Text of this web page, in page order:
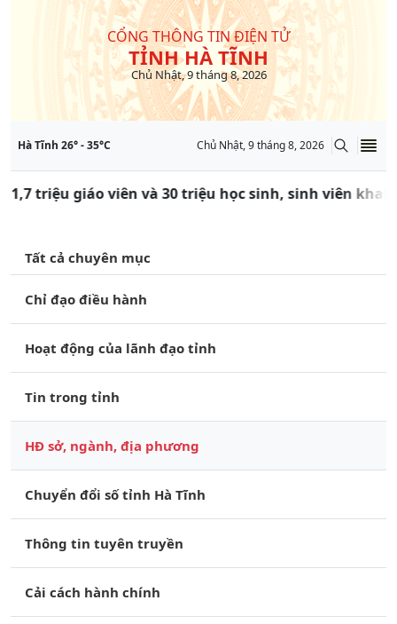
CỔNG THÔNG TIN ĐIỆN TỬ
TỈNH HÀ TĨNH
Chủ Nhật, 9 tháng 8, 2026
Hà Tĩnh 26° -35°C Chủ Nhật, 9 tháng 8, 2026
1,7 triệu giáo viên và 30 triệu học sinh, sinh viên khai
Tất cả chuyên mục
Chỉ đạo điều hành
Hoạt động của lãnh đạo tỉnh
Tin trong tỉnh
HĐ sở, ngành, địa phương
Chuyển đổi số tỉnh Hà Tĩnh
Thông tin tuyên truyền
Cải cách hành chính